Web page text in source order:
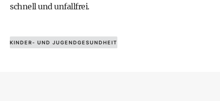
schnell und unfallfrei.
KINDER- UND JUGENDGESUNDHEIT